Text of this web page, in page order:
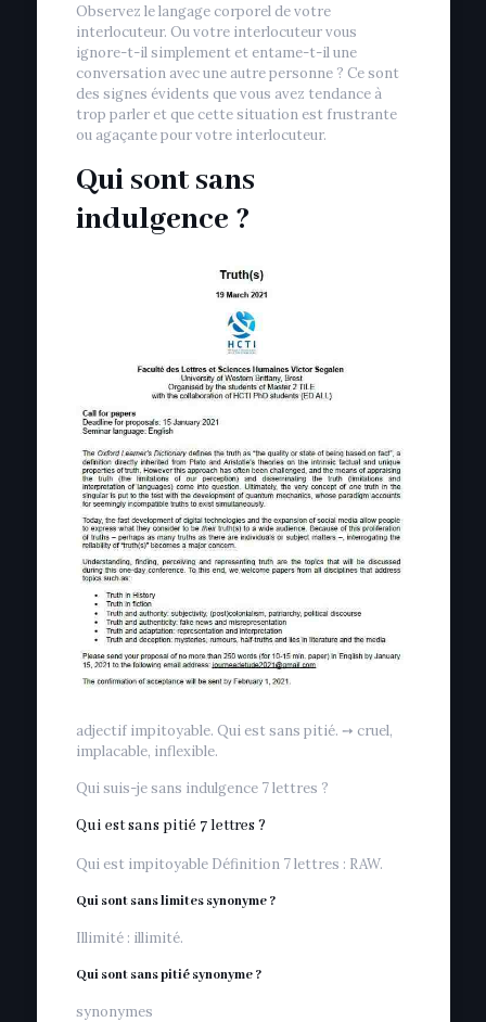
Observez le langage corporel de votre
interlocuteur. Ou votre interlocuteur vous
ignore-t-il simplement et entame-t-il une
conversation avec une autre personne ? Ce sont
des signes évidents que vous avez tendance à
trop parler et que cette situation est frustrante
ou agaçante pour votre interlocuteur.
Qui sont sans
indulgence ?
adjectif impitoyable. Qui est sans pitié. ➙ cruel,
implacable, inflexible.
Qui suis-je sans indulgence 7 lettres ?
Qui est sans pitié 7 lettres ?
Qui est impitoyable Définition 7 lettres : RAW.
Qui sont sans limites synonyme ?
Illimité : illimité.
Qui sont sans pitié synonyme ?
synonymes